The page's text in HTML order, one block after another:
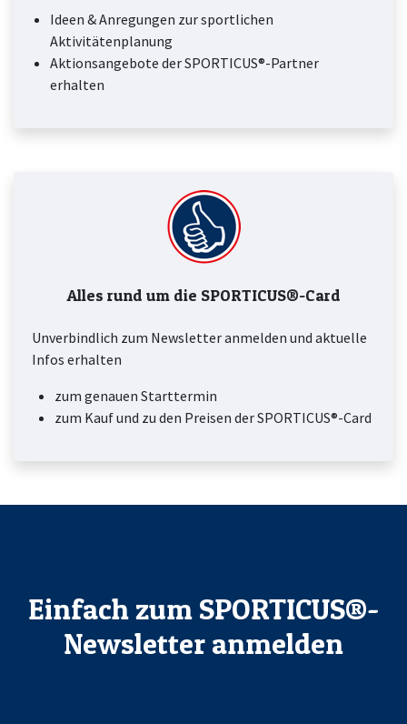
Ideen & Anregungen zur sportlichen
Aktivitätenplanung
Aktionsangebote der SPORTICUS®-Partner
erhalten
Alles rund um die SPORTICUS®-Card
Unverbindlich zum Newsletter anmelden und aktuelle
Infos erhalten
zum genauen Starttermin
zum Kauf und zu den Preisen der SPORTICUS®-Card
Einfach zum SPORTICUS®-
Newsletter anmelden